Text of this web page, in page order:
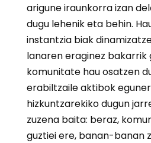
arigune iraunkorra izan
dugu lehenik eta behin.
instantzia biak
lanaren eraginez bakarrik
komunitate hau osatzen
erabiltzaile aktibok
hizkuntzarekiko dugun
zuzena baita: beraz,
guztiei ere, banan-banan